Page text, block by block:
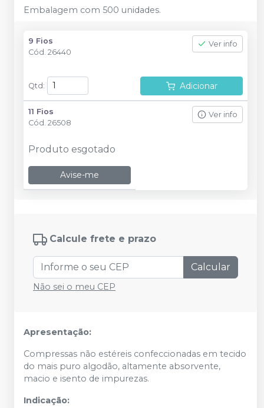
Embalagem com 500 unidades.
9 Fios
Cód. 26440
Ver info
Qtd : Adicionar
11 Fios
Cód. 26508
Ver info
Produto esgotado
Avise-me
Calcule frete e prazo
Calcular
Não sei o meu CEP
Apresentação:
Compressas não estéreis confeccionadas em tecido
do mais puro algodão, altamente absorvente,
macio e isento de impurezas.
Indicação: